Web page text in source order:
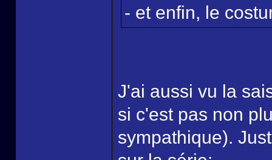
- et enfin, le
J'ai aussi vu la
si c'est pas non
sympathique).